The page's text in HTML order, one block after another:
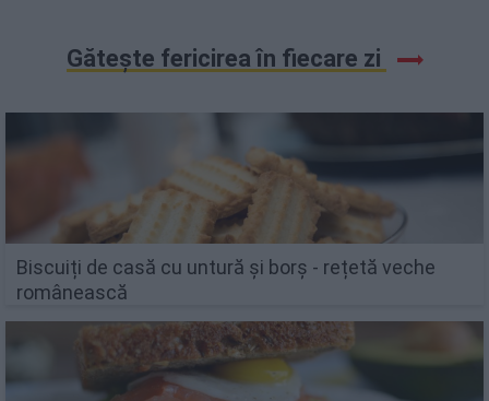
Gătește fericirea în fiecare zi
Biscuiți de casă cu untură și borș - rețetă veche
românească